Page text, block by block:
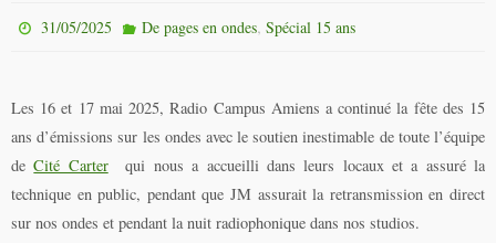
31/05/2025 De pages en ondes, Spécial 15 ans
Les 16 et 17 mai 2025, Radio Campus Amiens a continué la fête des 15
ans d’émissions sur les ondes avec le soutien inestimable de toute l’équipe
deCité Carterqui nous a accueilli dans leurs locaux et a assuré la
technique en public, pendant que JM assurait la retransmission en direct
sur nos ondes et pendant la nuit radiophonique dans nos studios.